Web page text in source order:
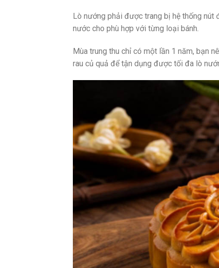
Lò nướng phải được trang bị hệ thống nút
nước cho phù hợp với từng loại bánh.
Mùa trung thu chỉ có một lần 1 năm, bạn
rau củ quả để tận dụng được tối đa lò